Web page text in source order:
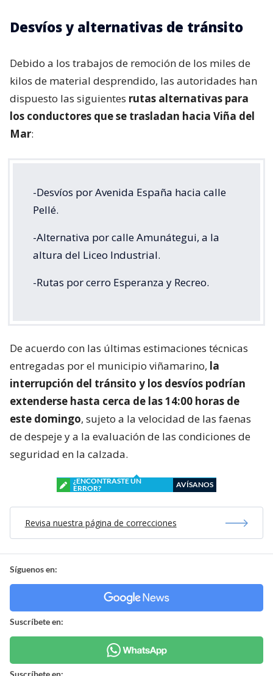
Desvíos y alternativas de tránsito
Debido a los trabajos de remoción de los miles de
kilos de material desprendido, las autoridades han
dispuesto las siguientes rutas alternativas para
los conductores que se trasladan hacia Viña del
Mar:
-Desvíos por Avenida España hacia calle
Pellé.
-Alternativa por calle Amunátegui, a la
altura del Liceo Industrial.
-Rutas por cerro Esperanza y Recreo.
De acuerdo con las últimas estimaciones técnicas
entregadas por el municipio viñamarino, la
interrupción del tránsito y los desvíos podrían
extenderse hasta cerca de las 14:00 horas de
este domingo, sujeto a la velocidad de las faenas
de despeje y a la evaluación de las condiciones de
seguridad en la calzada.
¿ENCONTRASTE UN
ERROR?
AVÍSANOS
Revisa nuestra página de correcciones
Síguenos en:
Suscríbete en: